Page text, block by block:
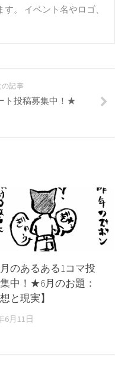
。 イベント名やロゴ、
の記事
ト投稿募集中！★
のあるある1コマ投
中！★6月のお題：
想と現実】
6月11日